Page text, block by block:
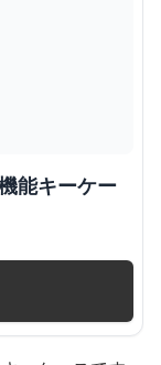
能キーケー